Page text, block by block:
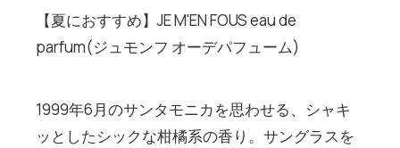
【夏におすすめ】JE M'EN FOUS eau de
parfum(ジュモンフ オーデパフューム)
1999年6月のサンタモニカを思わせる、シャキ
ッとしたシックな柑橘系の香り。サングラスを